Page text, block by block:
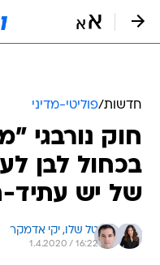
חוק נורבגי
בכחול לבן
של יש
טל שלו, יקי אדמקר
1.4.2020 / 16:22
במפלגתו של גנץ
חוק מיוחד שיאפשר